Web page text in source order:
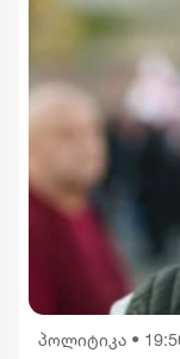
პოლიტიკა •